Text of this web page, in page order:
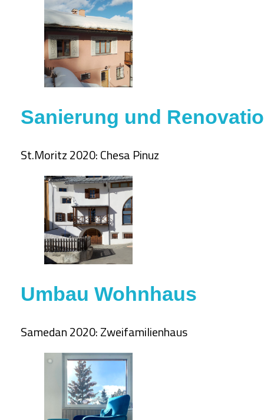
Sanierung und
St.Moritz 2020: Chesa Pinuz
Umbau Wohnhaus
Samedan 2020: Zweifamilienhaus